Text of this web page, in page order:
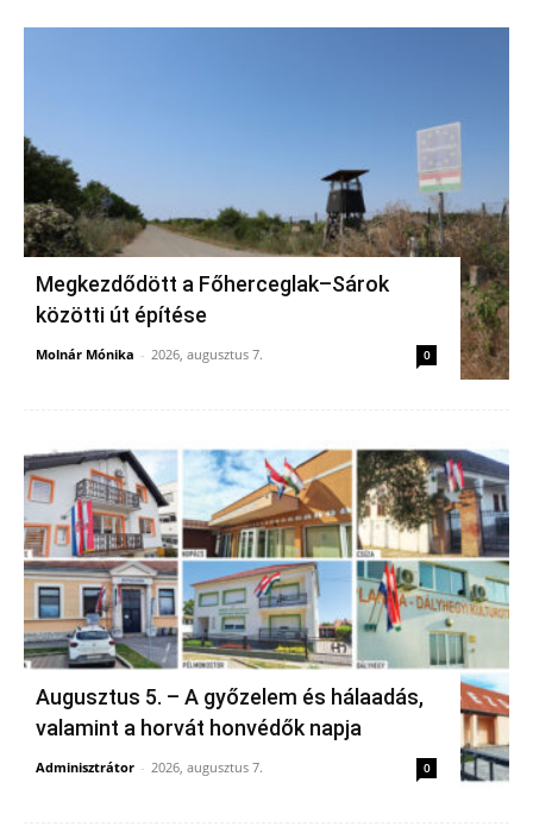
Megkezdődött a Főherceglak–Sárok
közötti út építése
Molnár Mónika - 2026, augusztus 7. 0
Augusztus 5. – A győzelem és hálaadás,
valamint a horvát honvédők napja
Adminisztrátor - 2026, augusztus 7. 0